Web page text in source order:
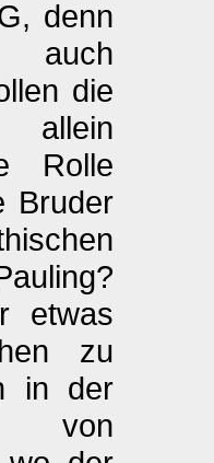
denn
auch
die
Rolle
Bruder
etwas
zu
in der
von